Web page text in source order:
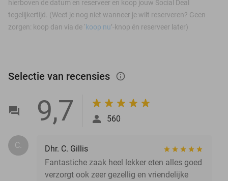
hierboven de datum en reserveer en koop jouw Social Deal
tegelijkertijd. (Weet je nog niet wanneer je wilt reserveren? Geen
zorgen: koop dan via de ‘koop nu’-knop én reserveer later)
Selectie van recensies info_outlined
9,7 560
C.
Dhr. C. Gillis
Fantastiche zaak heel lekker eten alles goed
verzorgt ook zeer gezellig en vriendelijke